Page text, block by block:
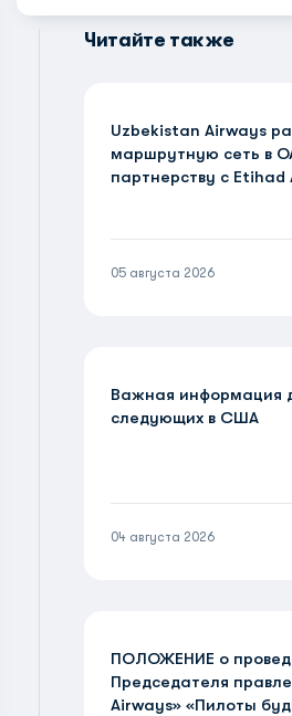
Читайте также
Uzbekistan Airways
маршрутную сеть в
партнерству с Etihad
05 августа 2026
Важная информация
следующих в США
04 августа 2026
ПОЛОЖЕНИЕ о
Председателя
Airways» «Пилоты